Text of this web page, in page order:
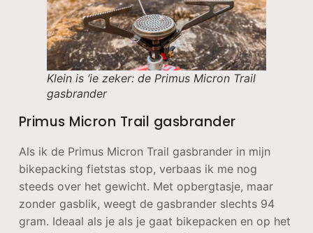
Klein is ‘ie zeker: de Primus Micron Trail
gasbrander
Primus Micron Trail gasbrander
Als ik de Primus Micron Trail gasbrander in mijn
bikepacking fietstas stop, verbaas ik me nog
steeds over het gewicht. Met opbergtasje, maar
zonder gasblik, weegt de gasbrander slechts 94
gram. Ideaal als je als je gaat bikepacken en op het